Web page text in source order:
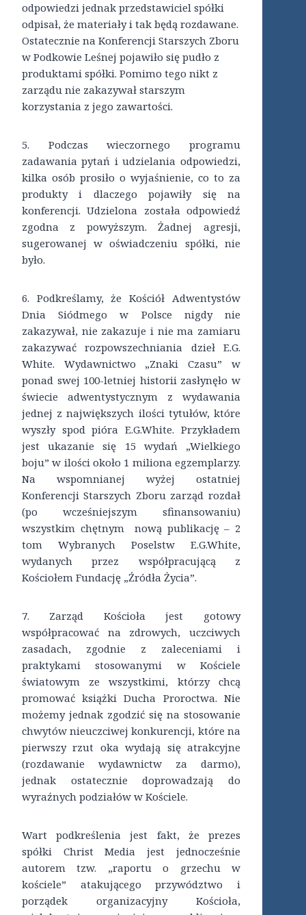
odpowiedzi jednak przedstawiciel spółki
odpisał, że materiały i tak będą rozdawane.
Ostatecznie na Konferencji Starszych Zboru
w Podkowie Leśnej pojawiło się pudło z
produktami spółki. Pomimo tego nikt z
zarządu nie zakazywał starszym
korzystania z jego zawartości.
5. Podczas wieczornego programu
zadawania pytań i udzielania odpowiedzi,
kilka osób prosiło o wyjaśnienie, co to za
produkty i dlaczego pojawiły się na
konferencji. Udzielona została odpowiedź
zgodna z powyższym. Żadnej agresji,
sugerowanej w oświadczeniu spółki, nie
było.
6. Podkreślamy, że Kościół Adwentystów
Dnia Siódmego w Polsce nigdy nie
zakazywał, nie zakazuje i nie ma zamiaru
zakazywać rozpowszechniania dzieł E.G.
White. Wydawnictwo „Znaki Czasu” w
ponad swej 100-letniej historii zasłynęło w
świecie adwentystycznym z wydawania
jednej z największych ilości tytułów, które
wyszły spod pióra E.G.White. Przykładem
jest ukazanie się 15 wydań „Wielkiego
boju” w ilości około 1 miliona egzemplarzy.
Na wspomnianej wyżej ostatniej
Konferencji Starszych Zboru zarząd rozdał
(po wcześniejszym sfinansowaniu)
wszystkim chętnym nową publikację – 2
tom Wybranych Poselstw E.G.White,
wydanych przez współpracującą z
Kościołem Fundację „Źródła Życia”.
7. Zarząd Kościoła jest gotowy
współpracować na zdrowych, uczciwych
zasadach, zgodnie z zaleceniami i
praktykami stosowanymi w Kościele
światowym ze wszystkimi, którzy chcą
promować książki Ducha Proroctwa. Nie
możemy jednak zgodzić się na stosowanie
chwytów nieuczciwej konkurencji, które na
pierwszy rzut oka wydają się atrakcyjne
(rozdawanie wydawnictw za darmo),
jednak ostatecznie doprowadzają do
wyraźnych podziałów w Kościele.
Wart podkreślenia jest fakt, że prezes
spółki Christ Media jest jednocześnie
autorem tzw. „raportu o grzechu w
kościele” atakującego przywództwo i
porządek organizacyjny Kościoła,